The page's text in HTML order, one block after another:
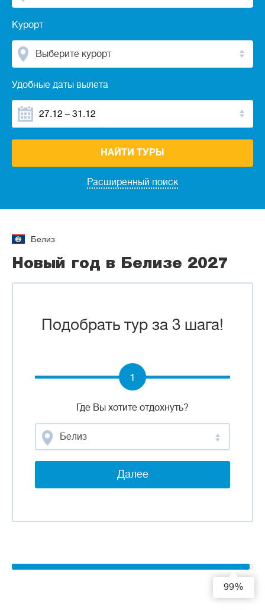
Курорт
Выберите курорт
Удобные даты вылета
Расширенный поиск
НАЙТИ ТУРЫ
Белиз
Новый год в Белизе 2027
Подобрать тур за 3 шага!
Где Вы хотите отдохнуть?
Белиз
Далее
1
99%